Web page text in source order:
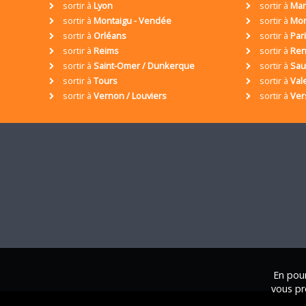
sortir à Lyon sortir à
sortir à Montaigu - Vendée sortir à
sortir à Orléans sortir à
sortir à Reims sortir à
sortir à Saint-Omer / Dunkerque sortir à
sortir à Tours sortir à
sortir à Vernon / Louviers sortir à
En
vous